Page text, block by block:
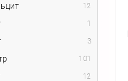
12
1
3
101
12